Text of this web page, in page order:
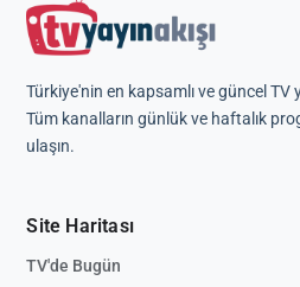
Türkiye'nin en kapsamlı ve güncel TV
Tüm kanalların günlük ve haftalık
ulaşın.
Site Haritası
TV'de Bugün